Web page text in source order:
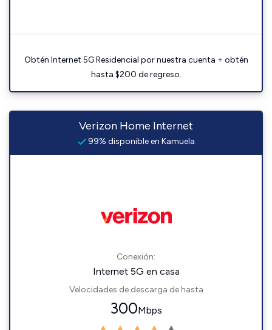
Obtén Internet 5G Residencial por nuestra cuenta + obtén
hasta $200 de regreso.
Verizon Home Internet
99% disponible en Kamuela
Conexión:
Internet 5G en casa
Velocidades de descarga de hasta
300Mbps